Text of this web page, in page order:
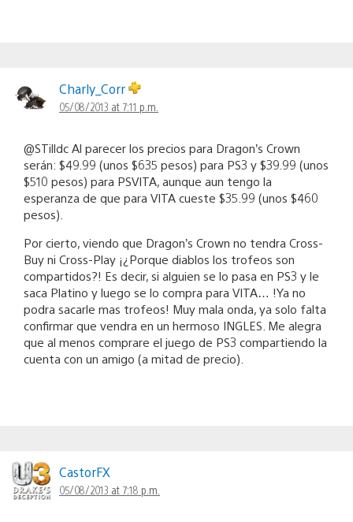
Charly_Corr
05/08/2013 at 7:11 p.m.
@STilldc Al parecer los precios para Dragon’s Crown
serán: $49.99 (unos $635 pesos) para PS3 y $39.99 (unos
$510 pesos) para PSVITA, aunque aun tengo la
esperanza de que para VITA cueste $35.99 (unos $460
pesos).
Por cierto, viendo que Dragon’s Crown no tendra Cross-
Buy ni Cross-Play ¡¿Porque diablos los trofeos son
compartidos?! Es decir, si alguien se lo pasa en PS3 y le
saca Platino y luego se lo compra para VITA… !Ya no
podra sacarle mas trofeos! Muy mala onda, ya solo falta
confirmar que vendra en un hermoso INGLES. Me alegra
que al menos comprare el juego de PS3 compartiendo la
cuenta con un amigo (a mitad de precio).
CastorFX
05/08/2013 at 7:18 p.m.